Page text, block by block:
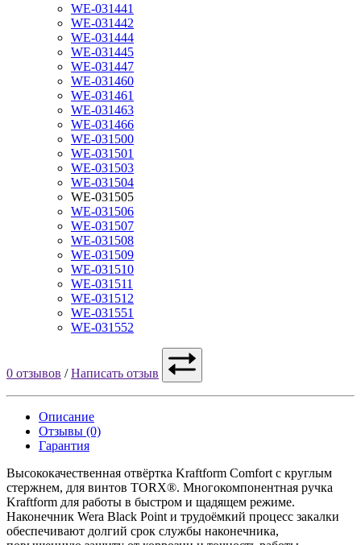
WE-031441
WE-031442
WE-031444
WE-031445
WE-031447
WE-031460
WE-031461
WE-031463
WE-031466
WE-031500
WE-031501
WE-031503
WE-031504
WE-031505
WE-031506
WE-031507
WE-031508
WE-031509
WE-031510
WE-031511
WE-031512
WE-031551
WE-031552
0 отзывов /Написать отзыв
Описание
Отзывы (0)
Гарантия
Высококачественная отвёртка Kraftform Comfort с круглым
стержнем, для винтов TORX®. Многокомпонентная ручка
Kraftform для работы в быстром и щадящем режиме.
Наконечник Wera Black Point и трудоёмкий процесс закалки
обеспечивают долгий срок службы наконечника,